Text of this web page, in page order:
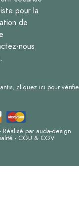
pour la
de
nous
cliquez ici pour
Réalisé par auda-design
- CGU & CGV